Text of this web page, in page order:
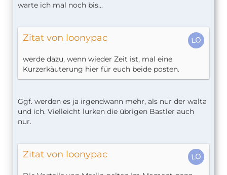
warte ich mal noch bis...
Zitat von loonypac
werde dazu, wenn wieder Zeit ist, mal eine
Kurzerkäuterung hier für euch beide posten.
Ggf. werden es ja irgendwann mehr, als nur der walta
und ich. Vielleicht lurken die übrigen Bastler auch
nur.
Zitat von loonypac